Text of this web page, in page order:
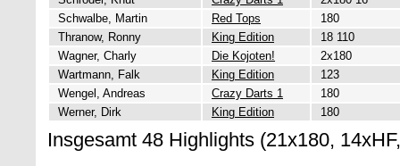
Schwalbe, Martin
Red Tops
180
Thranow, Ronny
King Edition
18 110
Wagner, Charly
Die Kojoten!
2x180
Wartmann, Falk
King Edition
123
Wengel, Andreas
Crazy Darts 1
180
Werner, Dirk
King Edition 180
Insgesamt 48 Highlights (21x180,